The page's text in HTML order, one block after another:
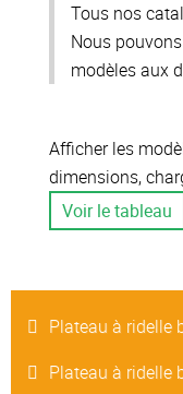
Tous nos
Nous
modèles aux
Afficher les
dimensions,
Voir le tableau
Plateau à ridelle
Plateau à ridelle